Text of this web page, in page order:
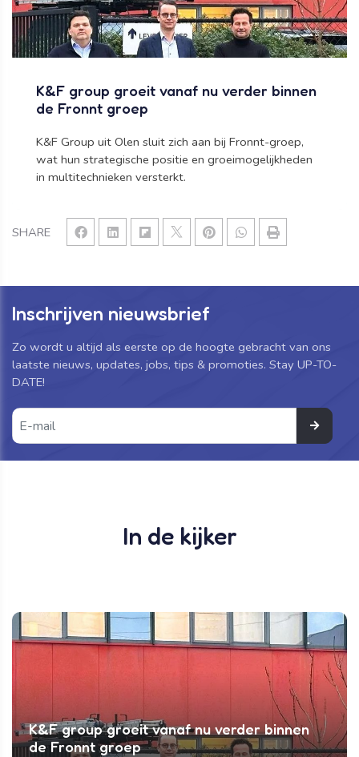
SHARE
K&F group groeit vanaf nu verder binnen
de Fronnt groep
K&F Group uit Olen sluit zich aan bij Fronnt-groep,
wat hun strategische positie en groeimogelijkheden
in multitechnieken versterkt.
Inschrijven nieuwsbrief
Zo wordt u altijd als eerste op de hoogte gebracht van ons
laatste nieuws, updates, jobs, tips & promoties. Stay UP-TO-
DATE!
In de kijker
K&F group groeit vanaf nu verder binnen
de Fronnt groep